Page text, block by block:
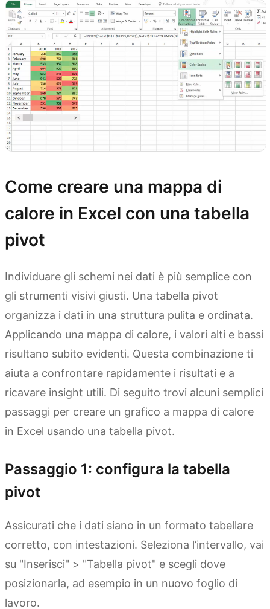
Come creare una mappa di
calore in Excel con una tabella
pivot
Individuare gli schemi nei dati è più semplice con
gli strumenti visivi giusti. Una tabella pivot
organizza i dati in una struttura pulita e ordinata.
Applicando una mappa di calore, i valori alti e bassi
risultano subito evidenti. Questa combinazione ti
aiuta a confrontare rapidamente i risultati e a
ricavare insight utili. Di seguito trovi alcuni semplici
passaggi per creare un grafico a mappa di calore
in Excel usando una tabella pivot.
Passaggio 1: configura la tabella
pivot
Assicurati che i dati siano in un formato tabellare
corretto, con intestazioni. Seleziona l’intervallo, vai
su "Inserisci" > "Tabella pivot" e scegli dove
posizionarla, ad esempio in un nuovo foglio di
lavoro.